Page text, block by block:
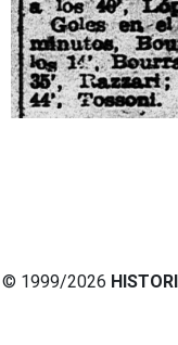
© 1999/2026